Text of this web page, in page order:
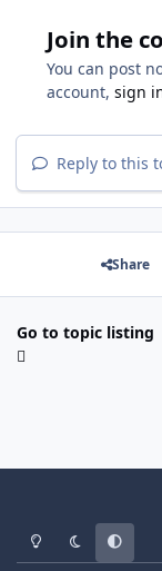
Join the
You can post
account, sign
Reply to this
Share
Go to topic listing
Light ModeDark ModeSystem